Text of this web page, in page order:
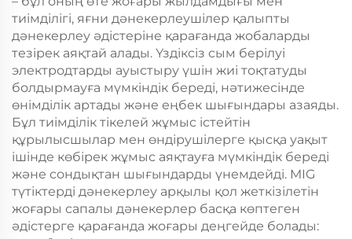
тиімділігі, яғни дәнекерлеушілер қалыпты
дәнекерлеу әдістеріне қарағанда жобаларды
тезірек аяқтай алады. Үздіксіз сым берілуі
электродтарды ауыстыру үшін жиі тоқтатуды
болдырмауға мүмкіндік береді, нәтижесінде
өнімділік артады және еңбек шығындары азаяды.
Бұл тиімділік тікелей жұмыс істейтін
құрылысшылар мен өндірушілерге қысқа уақыт
ішінде көбірек жұмыс аяқтауға мүмкіндік береді
және сондықтан шығындарды үнемдейді. MIG
түтіктерді дәнекерлеу арқылы қол жеткізілетін
жоғары сапалы дәнекерлер басқа көптеген
әдістерге қарағанда жоғары деңгейде болады: